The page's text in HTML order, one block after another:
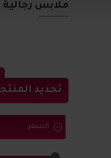
ملابس رجالية
تحديد
السعر